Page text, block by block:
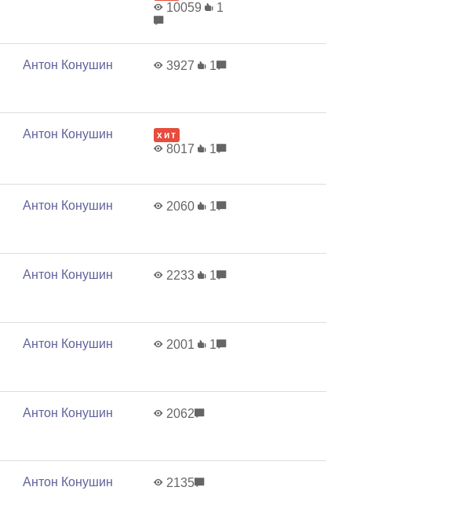
10059 1
Антон Конушин 3927 1
Антон Конушин хит
8017 1
Антон Конушин 2060 1
Антон Конушин 2233 1
Антон Конушин 2001 1
Антон Конушин 2062
Антон Конушин 2135